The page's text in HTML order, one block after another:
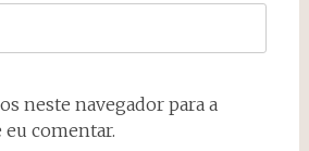
neste navegador para a
comentar.